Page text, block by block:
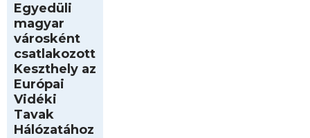
Egyedüli
magyar
városként
csatlakozott
Keszthely az
Európai
Vidéki
Tavak
Hálózatához